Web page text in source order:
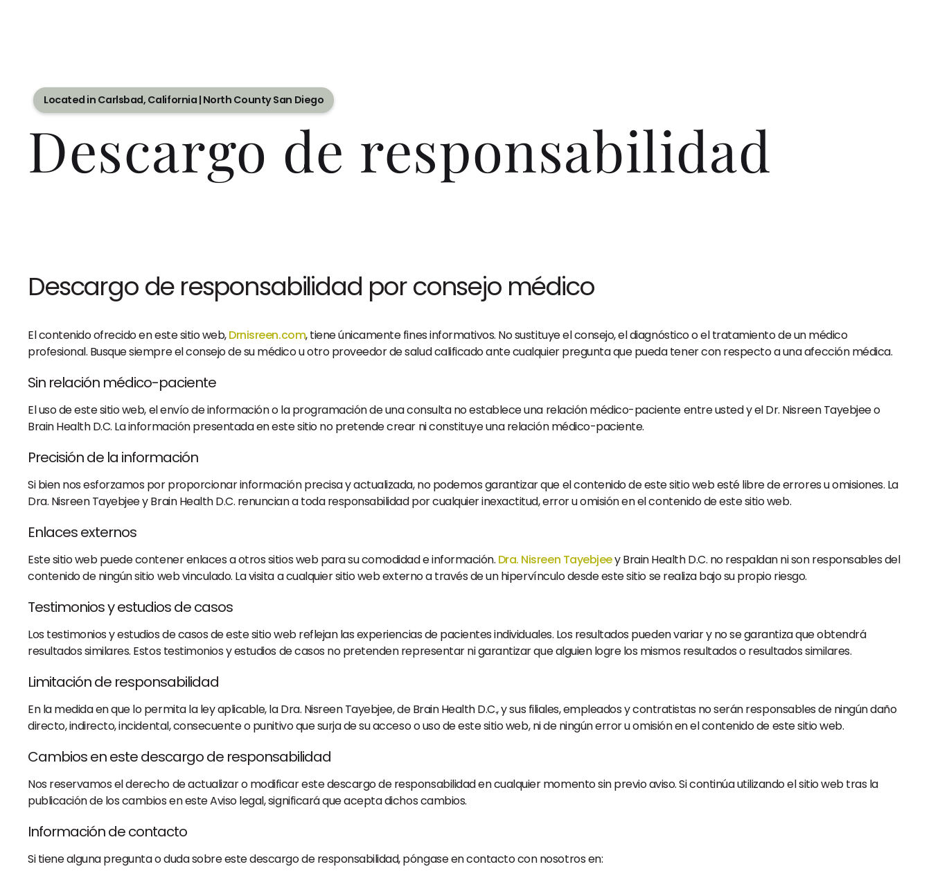
Located in Carlsbad, California | North County San Diego
Descargo de responsabilidad
Descargo de responsabilidad por consejo médico
El contenido ofrecido en este sitio web,Drnisreen.com, tiene únicamente fines informativos. No sustituye el consejo, el diagnóstico o el tratamiento de un médico
profesional. Busque siempre el consejo de su médico u otro proveedor de salud calificado ante cualquier pregunta que pueda tener con respecto a una afección médica.
Sin relación médico-paciente
El uso de este sitio web, el envío de información o la programación de una consulta no establece una relación médico-paciente entre usted y el Dr. Nisreen Tayebjee o
Brain Health D.C. La información presentada en este sitio no pretende crear ni constituye una relación médico-paciente.
Precisión de la información
Si bien nos esforzamos por proporcionar información precisa y actualizada, no podemos garantizar que el contenido de este sitio web esté libre de errores u omisiones. La
Dra. Nisreen Tayebjee y Brain Health D.C. renuncian a toda responsabilidad por cualquier inexactitud, error u omisión en el contenido de este sitio web.
Enlaces externos
Este sitio web puede contener enlaces a otros sitios web para su comodidad e información. Dra. Nisreen Tayebjeey Brain Health D.C. no respaldan ni son responsables del
contenido de ningún sitio web vinculado. La visita a cualquier sitio web externo a través de un hipervínculo desde este sitio se realiza bajo su propio riesgo.
Testimonios y estudios de casos
Los testimonios y estudios de casos de este sitio web reflejan las experiencias de pacientes individuales. Los resultados pueden variar y no se garantiza que obtendrá
resultados similares. Estos testimonios y estudios de casos no pretenden representar ni garantizar que alguien logre los mismos resultados o resultados similares.
Limitación de responsabilidad
En la medida en que lo permita la ley aplicable, la Dra. Nisreen Tayebjee, de Brain Health D.C., y sus filiales, empleados y contratistas no serán responsables de ningún daño
directo, indirecto, incidental, consecuente o punitivo que surja de su acceso o uso de este sitio web, ni de ningún error u omisión en el contenido de este sitio web.
Cambios en este descargo de responsabilidad
Nos reservamos el derecho de actualizar o modificar este descargo de responsabilidad en cualquier momento sin previo aviso. Si continúa utilizando el sitio web tras la
publicación de los cambios en este Aviso legal, significará que acepta dichos cambios.
Información de contacto
Si tiene alguna pregunta o duda sobre este descargo de responsabilidad, póngase en contacto con nosotros en: